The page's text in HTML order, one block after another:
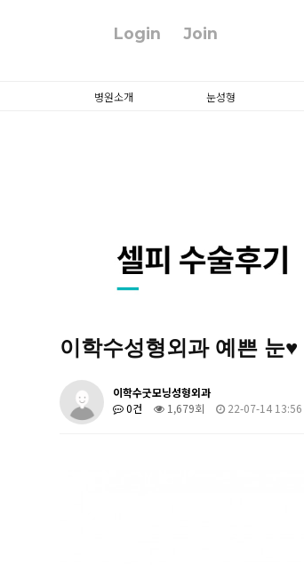
Login Join
병원소개 눈성형
이학수성형외과 예쁜 눈♥
이학수굿모닝성형외과
0건
1,679회 22-07-14 13:56